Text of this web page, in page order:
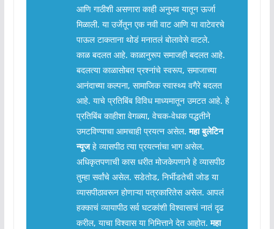
आणि गाठीशी असणारा काही अनुभव यातून ऊर्जा
मिळाली. या उर्जेतून एक नवी वाट आणि या वाटेवरचे
पाऊल टाकताना थोडं मनातलं बोलावेसे वाटले.
काळ बदलत आहे. काळानुरूप समाजही बदलत आहे.
बदलत्या काळासोबत प्रश्नांचे स्वरूप, समाजाच्या
आनंदाच्या कल्पना, सामाजिक स्वास्थ्य वगैरे बदलत
आहे. याचे प्रतिबिंब विविध माध्यमातून उमटत आहे. हे
प्रतिबिंब काहीशा वेगळ्या, वेचक-वेधक पद्धतीने
उमटविण्याचा आमचाही प्रयत्न असेल.महा बुलेटिन
न्यूजहे व्यासपीठ त्या प्रयत्नांचा भाग असेल.
अधिकृतपणाची कास धरीत मोजकेपणाने हे व्यासपीठ
तुम्हा सर्वांचे असेल. सडेतोड, निर्भीडतेची जोड या
व्यासपीठावरून होणाऱ्या पत्रकारितेस असेल. आपलं
हक्काचं व्यायापीठ सर्व घटकांशी विश्वासाचं नातं दृढ
करील, याचा विश्वास या निमित्ताने देत आहोत.महा